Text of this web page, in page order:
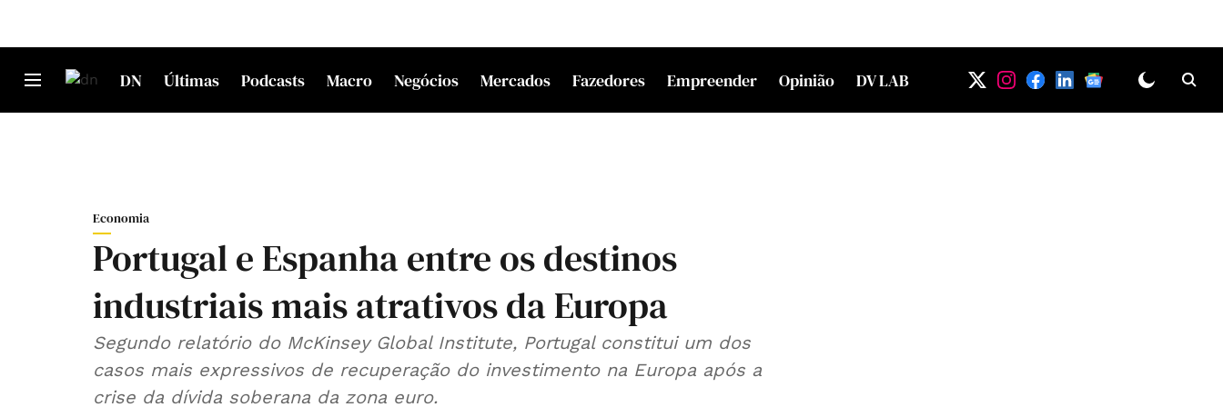
DN Últimas Podcasts Macro Negócios Mercados Fazedores Empreender Opinião DV LAB
Economia
Portugal e Espanha entre os destinos
industriais mais atrativos da Europa
Segundo relatório do McKinsey Global Institute, Portugal constitui um dos
casos mais expressivos de recuperação do investimento na Europa após a
crise da dívida soberana da zona euro.